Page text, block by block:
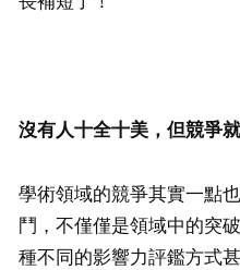
沒有人十全十美， 但競爭
學術領域的競爭其實一點
鬥，不僅僅是領域中的突
種不同的影響力評鑑方式